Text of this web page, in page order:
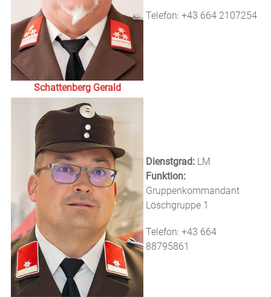
Schattenberg Gerald
Telefon: +43 664 2107254
Dienstgrad: LM
Funktion:
Gruppenkommandant
Löschgruppe 1
Telefon: +43 664
88795861